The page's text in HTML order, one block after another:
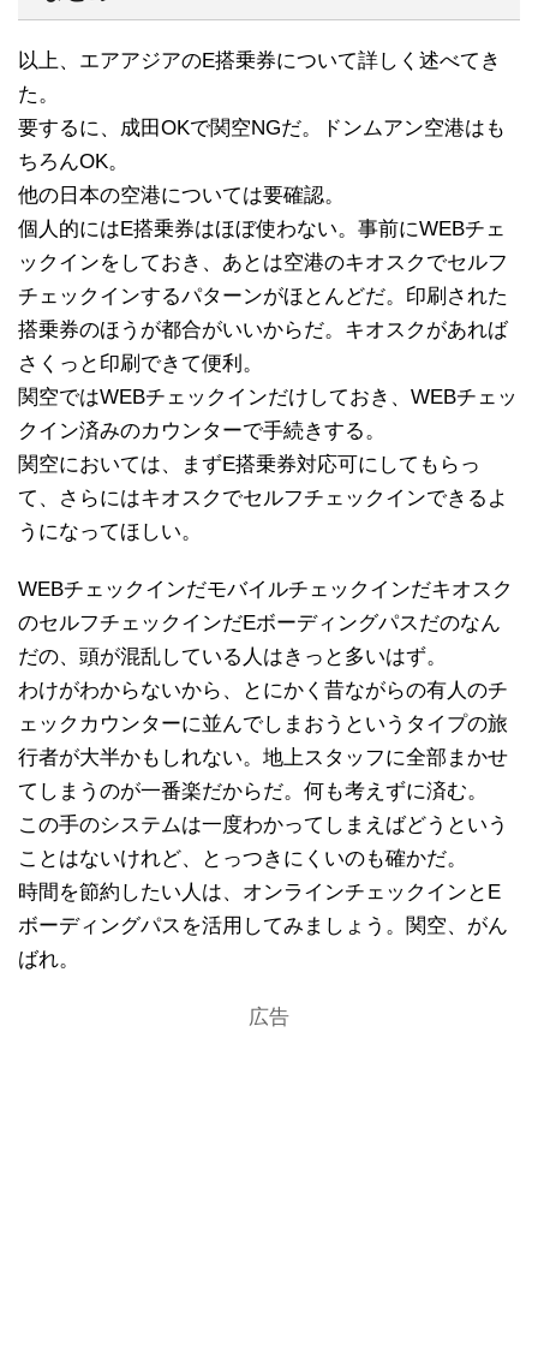
以上、エアアジアのE搭乗券について詳しく述べてき
た。
要するに、成田OKで関空NGだ。ドンムアン空港はも
ちろんOK。
他の日本の空港については要確認。
個人的にはE搭乗券はほぼ使わない。事前にWEBチェ
ックインをしておき、あとは空港のキオスクでセルフ
チェックインするパターンがほとんどだ。印刷された
搭乗券のほうが都合がいいからだ。キオスクがあれば
さくっと印刷できて便利。
関空ではWEBチェックインだけしておき、WEBチェッ
クイン済みのカウンターで手続きする。
関空においては、まずE搭乗券対応可にしてもらっ
て、さらにはキオスクでセルフチェックインできるよ
うになってほしい。
WEBチェックインだモバイルチェックインだキオスク
のセルフチェックインだEボーディングパスだのなん
だの、頭が混乱している人はきっと多いはず。
わけがわからないから、とにかく昔ながらの有人のチ
ェックカウンターに並んでしまおうというタイプの旅
行者が大半かもしれない。地上スタッフに全部まかせ
てしまうのが一番楽だからだ。何も考えずに済む。
この手のシステムは一度わかってしまえばどうという
ことはないけれど、とっつきにくいのも確かだ。
時間を節約したい人は、オンラインチェックインとE
ボーディングパスを活用してみましょう。関空、がん
ばれ。
広告